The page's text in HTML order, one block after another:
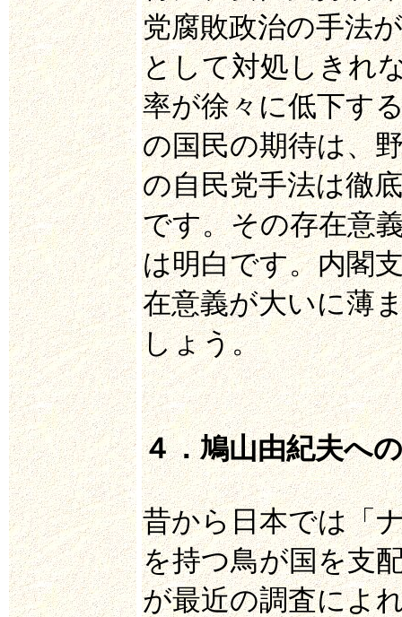
党腐敗政治の手法
として対処しきれ
率が徐々に低下す
の国民の期待は、
の自民党手法は徹
です。その存在意
は明白です。内閣
在意義が大いに薄
しょう。
４．鳩山由紀夫へ
昔から日本では「
を持つ鳥が国を支
が最近の調査によ